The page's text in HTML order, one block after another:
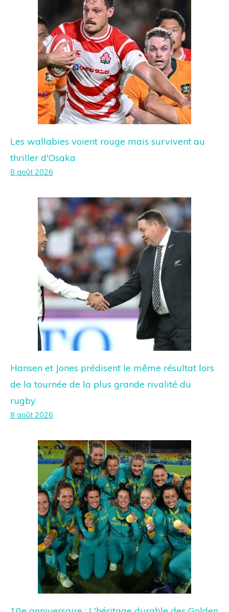
Les wallabies voient rouge mais survivent au
thriller d'Osaka
8 août 2026
Hansen et Jones prédisent le même résultat lors
de la tournée de la plus grande rivalité du
rugby
8 août 2026